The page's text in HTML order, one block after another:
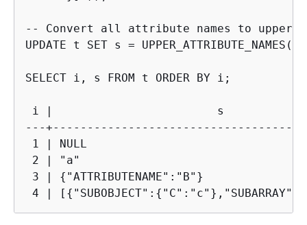
-- Convert all attribute names to
UPDATE t SET s =
SELECT i, s FROM t ORDER BY i;
i |                        s
---
1 | NULL
2 | "a"
3 | { "ATTRIBUTENAME":"B"}
4 | [ { "SUBOBJECT": { "C":"c"},"SUBARRAY":[